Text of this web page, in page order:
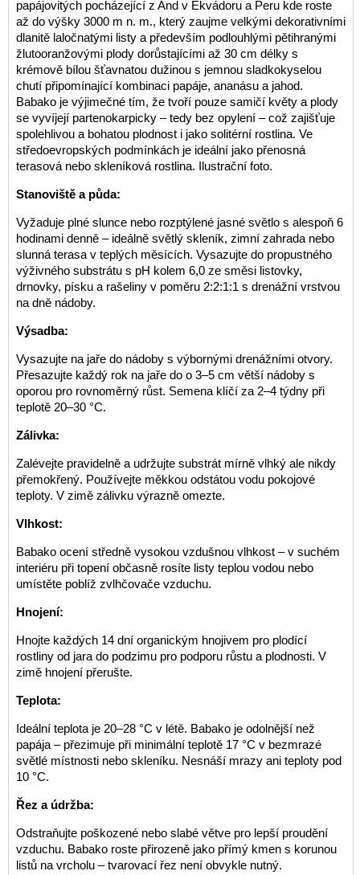
papájovitých pocházející z And v Ekvádoru a Peru kde roste
až do výšky 3000 m n. m., který zaujme velkými dekorativními
dlanitě laločnatými listy a především podlouhlými pětihranými
žlutooranžovými plody dorůstajícími až 30 cm délky s
krémově bílou šťavnatou dužinou s jemnou sladkokyselou
chutí připomínající kombinaci papáje, ananásu a jahod.
Babako je výjimečné tím, že tvoří pouze samičí květy a plody
se vyvíjejí partenokarpicky – tedy bez opylení – což zajišťuje
spolehlivou a bohatou plodnost i jako solitérní rostlina. Ve
středoevropských podmínkách je ideální jako přenosná
terasová nebo skleníková rostlina. Ilustrační foto.
Stanoviště a půda:
Vyžaduje plné slunce nebo rozptýlené jasné světlo s alespoň 6
hodinami denně – ideálně světlý skleník, zimní zahrada nebo
slunná terasa v teplých měsících. Vysazujte do propustného
výživného substrátu s pH kolem 6,0 ze směsi listovky,
drnovky, písku a rašeliny v poměru 2:2:1:1 s drenážní vrstvou
na dně nádoby.
Výsadba:
Vysazujte na jaře do nádoby s výbornými drenážními otvory.
Přesazujte každý rok na jaře do o 3–5 cm větší nádoby s
oporou pro rovnoměrný růst. Semena klíčí za 2–4 týdny při
teplotě 20–30 °C.
Zálivka:
Zalévejte pravidelně a udržujte substrát mírně vlhký ale nikdy
přemokřený. Používejte měkkou odstátou vodu pokojové
teploty. V zimě zálivku výrazně omezte.
Vlhkost:
Babako ocení středně vysokou vzdušnou vlhkost – v suchém
interiéru při topení občasně rosíte listy teplou vodou nebo
umístěte poblíž zvlhčovače vzduchu.
Hnojení:
Hnojte každých 14 dní organickým hnojivem pro plodící
rostliny od jara do podzimu pro podporu růstu a plodnosti. V
zimě hnojení přerušte.
Teplota:
Ideální teplota je 20–28 °C v létě. Babako je odolnější než
papája – přezimuje při minimální teplotě 17 °C v bezmrazé
světlé místnosti nebo skleníku. Nesnáší mrazy ani teploty pod
10 °C.
Řez a údržba:
Odstraňujte poškozené nebo slabé větve pro lepší proudění
vzduchu. Babako roste přirozeně jako přímý kmen s korunou
listů na vrcholu – tvarovací řez není obvykle nutný.